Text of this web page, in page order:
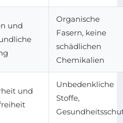
und
Organische
Fasern, keine
schädlichen
Chemikalien
und
Unbedenkliche
Stoffe,